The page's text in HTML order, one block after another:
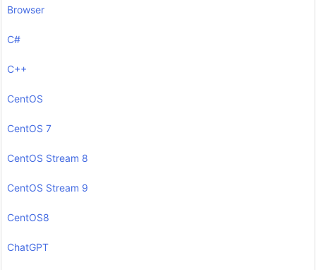
Browser
C#
C++
CentOS
CentOS 7
CentOS Stream 8
CentOS Stream 9
CentOS8
ChatGPT